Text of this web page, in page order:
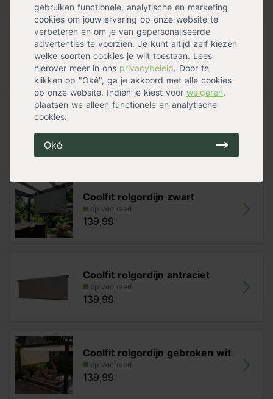
gebruiken functionele, analytische en marketing
cookies om jouw ervaring op onze website te
verbeteren en om je van gepersonaliseerde
advertenties te voorzien. Je kunt altijd zelf kiezen
welke soorten cookies je wilt toestaan. Lees
hierover meer in ons privacybeleid. Door te
klikken op "Oké", ga je akkoord met alle cookies
op onze website. Indien je kiest voor weigeren,
plaatsen we alleen functionele en analytische
cookies.
Oké
- Geeft verkoeling bij warm weer
- Eenvoudig te reinigen
- Schimmelwerend
- Eenvoudig te installeren
- 5 jaar garantie
Handig voor erbij
Coolfit rolgordijn zand
op voorraad
139,99
op voorraad
Coolfit rolgordijn zwart
op voorraad
139,99
Coolfit rolgordijn antraciet
op voorraad
139,99
Coolfit rolgordijn gebroken wit
op voorraad
139,99